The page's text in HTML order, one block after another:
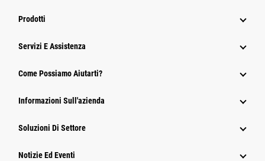
Prodotti
Servizi E Assistenza
Come Possiamo Aiutarti?
Informazioni Sull'azienda
Soluzioni Di Settore
Notizie Ed Eventi